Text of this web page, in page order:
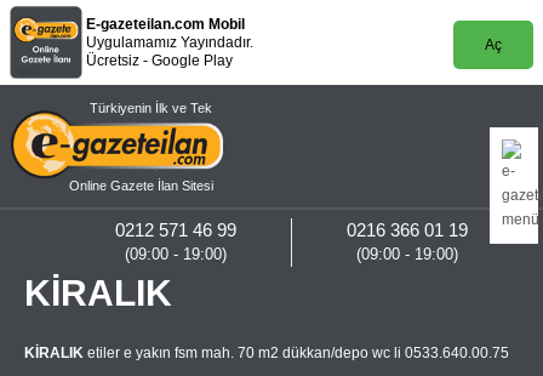
E-gazeteilan.com Mobil
Uygulamamız Yayındadır.
Ücretsiz - Google Play
Aç
Türkiyenin İlk ve Tek
Online Gazete İlan Sitesi
0216 366 01 19
(09:00 - 19:00)
0212 571 46 99
(09:00 - 19:00)
KİRALIK
KİRALIK etiler e yakın fsm mah. 70 m2 dükkan/depo wc li 0533.640.00.75